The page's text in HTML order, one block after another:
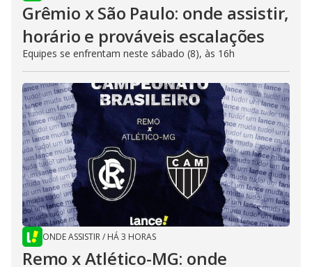
Grêmio x São Paulo: onde assistir,
horário e prováveis escalações
Equipes se enfrentam neste sábado (8), às 16h
ONDE ASSISTIR/ HÁ 3 HORAS
Remo x Atlético-MG: onde